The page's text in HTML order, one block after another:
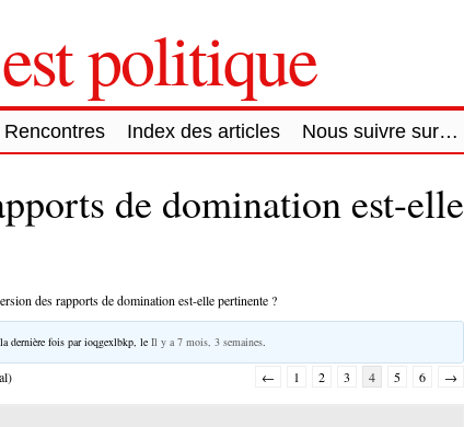
politique
Rencontres Index des articles Nous suivre sur…
de domination est-elle
des rapports de domination est-elle pertinente ?
dernière fois parioqgexlbkp , le Il y a 7 mois, 3 semaines
← 1 2 3 4 5 6 →